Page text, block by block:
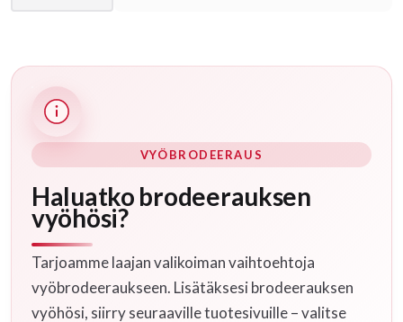
VYÖBRODEERAUS
Haluatko brodeerauksen
vyöhösi?
Tarjoamme laajan valikoiman vaihtoehtoja
vyöbrodeeraukseen. Lisätäksesi brodeerauksen
vyöhösi, siirry seuraaville tuotesivuille – valitse